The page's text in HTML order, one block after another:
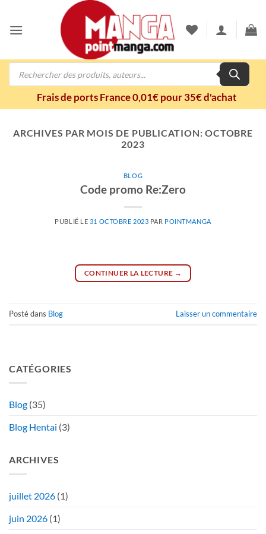
contenu
Recherche
Frais de ports France 0,01€ pour 35€ d'achat
ARCHIVES PAR MOIS DE PUBLICATION:OCTOBRE
2023
BLOG
Code promo Re:Zero
PUBLIÉ LE 31 OCTOBRE 2023 PAR POINTMANGA
CONTINUER LA LECTURE →
Posté dans Blog Laisser un commentaire
CATÉGORIES
Blog (35)
Blog Hentai (3)
ARCHIVES
juillet 2026 (1)
juin 2026 (1)